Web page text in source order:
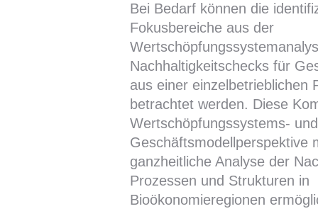
Bei Bedarf können die
Fokusbereiche aus der
Nachhaltigkeitschecks für
aus einer einzelbetrieblichen
betrachtet werden. Diese
Wertschöpfungssystems- und
Geschäftsmodellperspektive
ganzheitliche Analyse der
Prozessen und Strukturen in
Bioökonomieregionen